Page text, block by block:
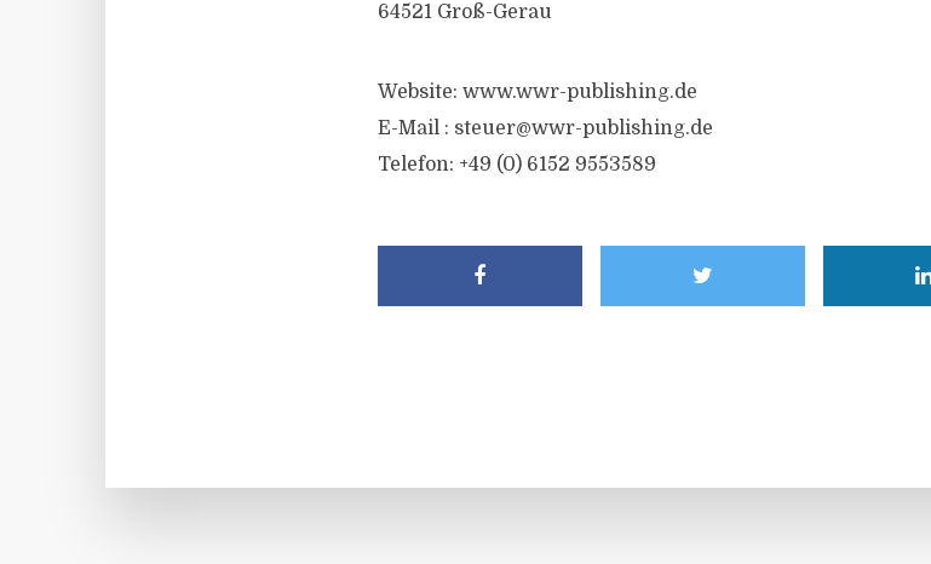
64521 Groß-Gerau
Website: www.wwr-publishing.de
E-Mail : steuer@wwr-publishing.de
Telefon: +49 (0) 6152 9553589